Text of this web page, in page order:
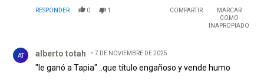
RESPONDER 0 1 COMPARTIR
MARCAR
COMO
INAPROPIADO
AT alberto totah 7 DE NOVIEMBRE DE 2025
"le ganó a Tapia" ..que título engañoso y vende humo